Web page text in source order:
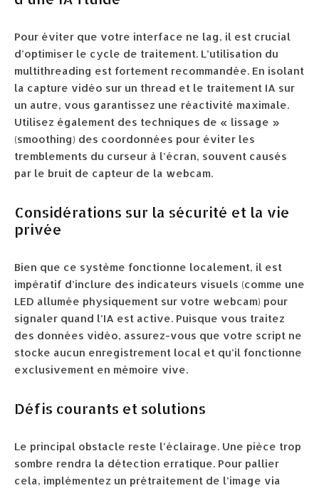
Pour éviter que votre interface ne lag, il est crucial
d’optimiser le cycle de traitement. L’utilisation du
multithreading est fortement recommandée. En isolant
la capture vidéo sur un thread et le traitement IA sur
un autre, vous garantissez une réactivité maximale.
Utilisez également des techniques de « lissage »
(smoothing) des coordonnées pour éviter les
tremblements du curseur à l’écran, souvent causés
par le bruit de capteur de la webcam.
Considérations sur la sécurité et la vie
privée
Bien que ce système fonctionne localement, il est
impératif d’inclure des indicateurs visuels (comme une
LED allumée physiquement sur votre webcam) pour
signaler quand l’IA est active. Puisque vous traitez
des données vidéo, assurez-vous que votre script ne
stocke aucun enregistrement local et qu’il fonctionne
exclusivement en mémoire vive.
Défis courants et solutions
Le principal obstacle reste l’éclairage. Une pièce trop
sombre rendra la détection erratique. Pour pallier
cela, implémentez un prétraitement de l’image via